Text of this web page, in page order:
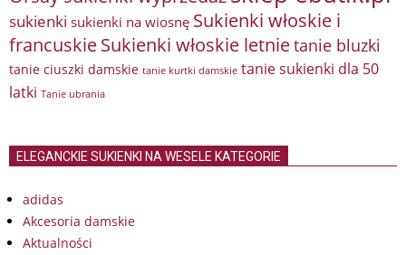
sukienki sukienki na wiosnę Sukienki włoskie i
francuskieSukienki włoskie letnietanie bluzki
tanie ciuszki damskie tanie kurtki damskie tanie sukienki dla 50
latki Tanie ubrania
ELEGANCKIE SUKIENKI NA WESELE KATEGORIE
adidas
Akcesoria damskie
Aktualności